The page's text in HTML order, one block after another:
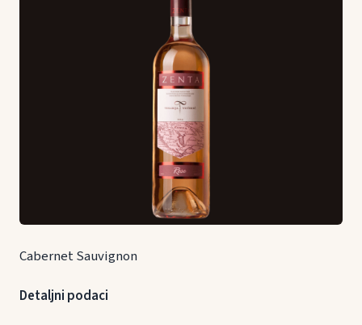
Cabernet Sauvignon
Detaljni podaci